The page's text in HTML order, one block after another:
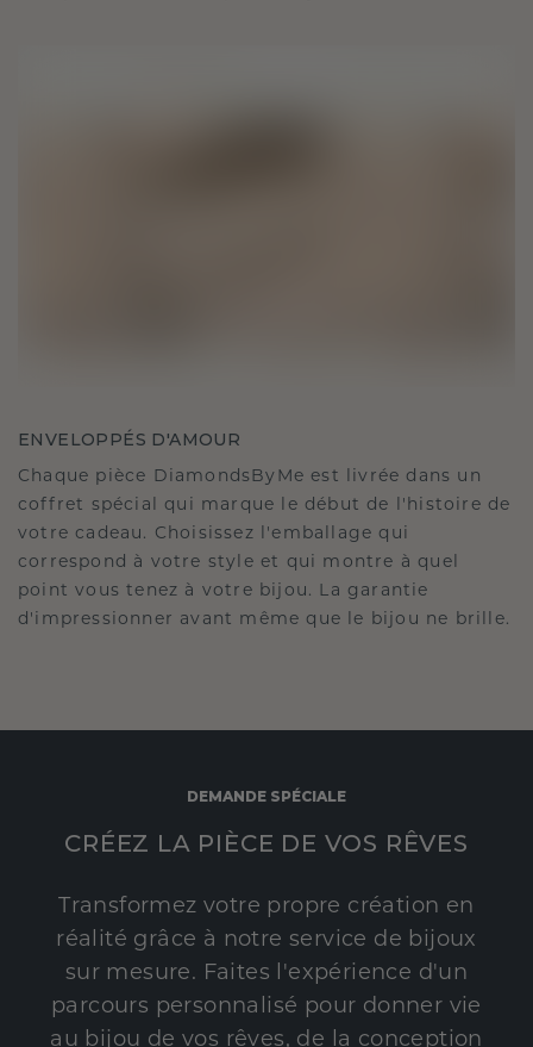
ENVELOPPÉS D'AMOUR
Chaque pièce DiamondsByMe est livrée dans un
coffret spécial qui marque le début de l'histoire de
votre cadeau. Choisissez l'emballage qui
correspond à votre style et qui montre à quel
point vous tenez à votre bijou. La garantie
d'impressionner avant même que le bijou ne brille.
DEMANDE SPÉCIALE
CRÉEZ LA PIÈCE DE VOS RÊVES
Transformez votre propre création en
réalité grâce à notre service de bijoux
sur mesure. Faites l'expérience d'un
parcours personnalisé pour donner vie
au bijou de vos rêves, de la conception